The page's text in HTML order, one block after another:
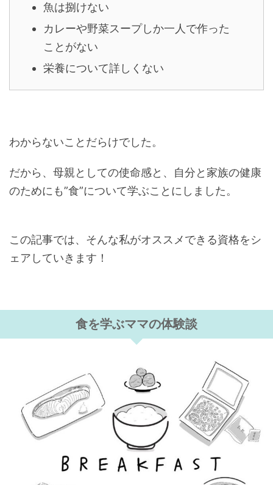
魚は捌けない
カレーや野菜スープしか一人で作った
ことがない
栄養について詳しくない
わからないことだらけでした。
だから、母親としての使命感と、自分と家族の健康
のためにも”食”について学ぶことにしました。
この記事では、そんな私がオススメできる資格をシ
ェアしていきます！
食を学ぶママの体験談